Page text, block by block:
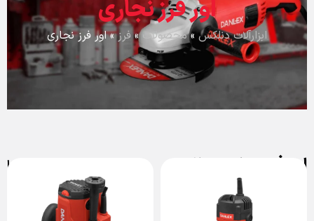
اور فرز نجاری
ابزارآلات دنلکس»محصولات»فرز»اور فرز نجاری
اور فرز نجاری دنلکس فیلترها